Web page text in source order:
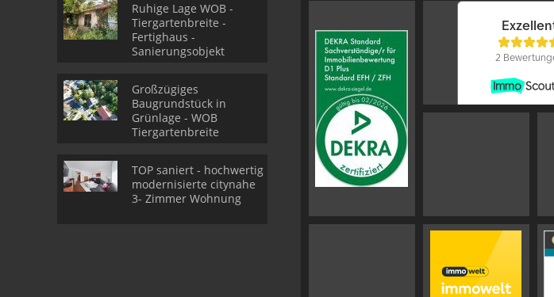
Ruhige Lage WOB -
Tiergartenbreite -
Fertighaus -
Sanierungsobjekt
Großzügiges
Baugrundstück in
Grünlage - WOB
Tiergartenbreite
TOP saniert - hochwertig
modernisierte citynahe
3- Zimmer Wohnung